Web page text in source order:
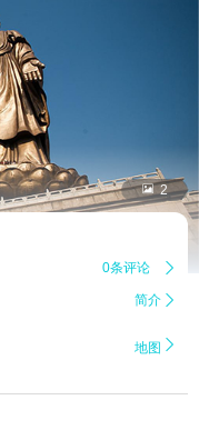
 2
0条评论 
简介 
地图 